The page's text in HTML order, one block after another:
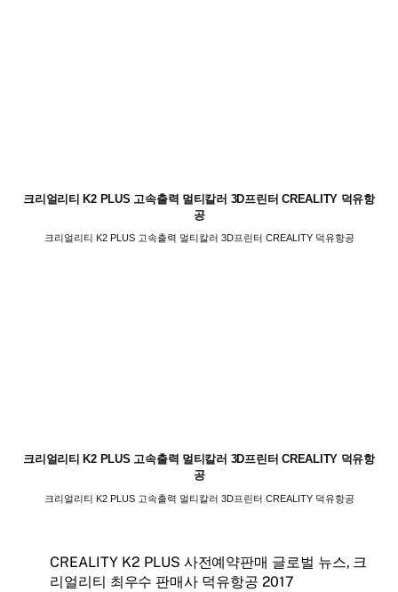
크리얼리티 K2 PLUS 고속출력 멀티칼러 3D프린터 CREALITY 덕유항
공
크리얼리티 K2 PLUS 고속출력 멀티칼러 3D프린터 CREALITY 덕유항공
크리얼리티 K2 PLUS 고속출력 멀티칼러 3D프린터 CREALITY 덕유항
공
크리얼리티 K2 PLUS 고속출력 멀티칼러 3D프린터 CREALITY 덕유항공
CREALITY K2 PLUS 사전예약판매 글로벌 뉴스, 크
리얼리티 최우수 판매사 덕유항공 2017